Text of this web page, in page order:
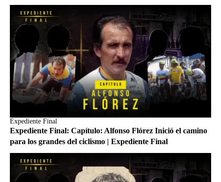
Expediente Final
Expediente Final: Capítulo: Alfonso Flórez Inició el camino
para los grandes del ciclismo | Expediente Final